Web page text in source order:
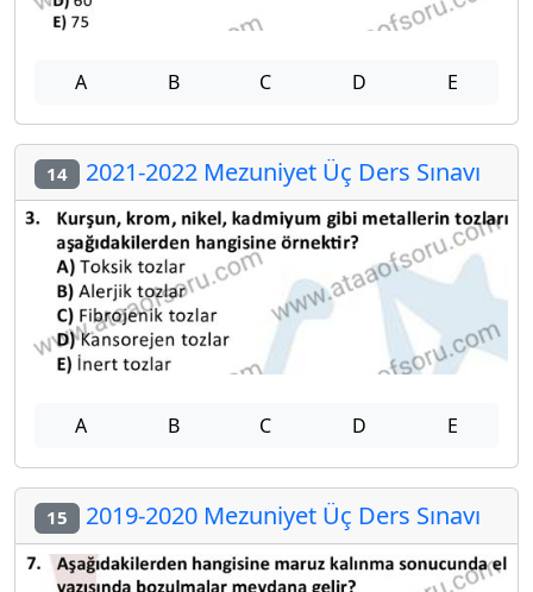
A B C D E
14 2021-2022 Mezuniyet Üç Ders Sınavı
A B C D E
15 2019-2020 Mezuniyet Üç Ders Sınavı